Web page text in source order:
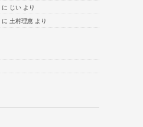
に じい より
に 土村理恵 より